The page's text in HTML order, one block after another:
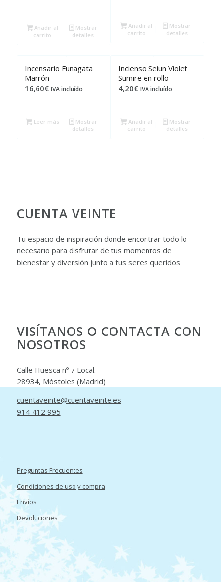
Añadir al
carrito
Mostrar
detalles
Añadir al
carrito
Mostrar
detalles
Incensario Funagata
Marrón
16,60€ IVA incluído
Leer más
Mostrar
detalles
Incienso Seiun Violet
Sumire en rollo
4,20€ IVA incluído
Añadir al
carrito
Mostrar
detalles
CUENTA VEINTE
Tu espacio de inspiración donde encontrar todo lo
necesario para disfrutar de tus momentos de
bienestar y diversión junto a tus seres queridos
VISÍTANOS O CONTACTA CON
NOSOTROS
Calle Huesca nº 7 Local.
28934, Móstoles (Madrid)
cuentaveinte@cuentaveinte.es
914 412 995
Preguntas Frecuentes
Condiciones de uso y compra
Envíos
Devoluciones